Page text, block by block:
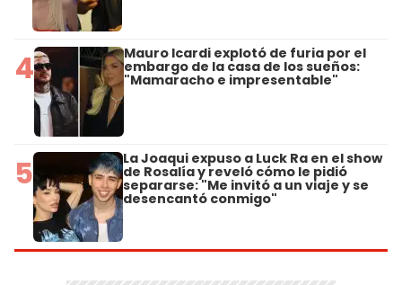
4 Mauro Icardi explotó de furia por el
embargo de la casa de los sueños:
"Mamaracho e impresentable"
5 La Joaqui expuso a Luck Ra en el show
de Rosalía y reveló cómo le pidió
separarse: "Me invitó a un viaje y se
desencantó conmigo"